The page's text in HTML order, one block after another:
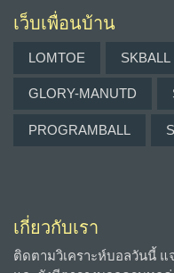
เว็บเพื่อนบ้าน
LOMTOE SKBALL
GLORY-MANUTD
PROGRAMBALL
เกี่ยวกับเรา
ติดตามวิเคราะห์บอลวันนี้